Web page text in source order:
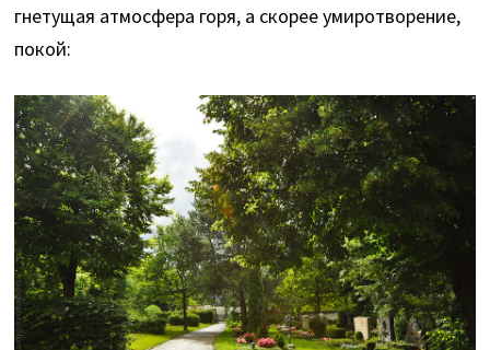
гнетущая атмосфера горя, а скорее умиротворение,
покой: